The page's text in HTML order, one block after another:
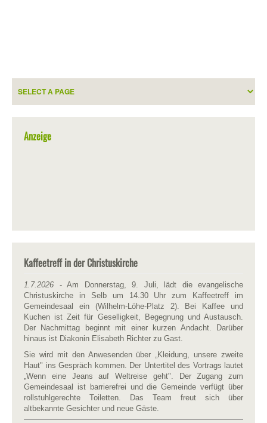
Anzeige
Kaffeetreff in der Christuskirche
1.7.2026 - Am Donnerstag, 9. Juli, lädt die evangelische
Christuskirche in Selb um 14.30 Uhr zum Kaffeetreff im
Gemeindesaal ein (Wilhelm-Löhe-Platz 2). Bei Kaffee und
Kuchen ist Zeit für Geselligkeit, Begegnung und Austausch.
Der Nachmittag beginnt mit einer kurzen Andacht. Darüber
hinaus ist Diakonin Elisabeth Richter zu Gast.
Sie wird mit den Anwesenden über „Kleidung, unsere zweite
Haut" ins Gespräch kommen. Der Untertitel des Vortrags lautet
„Wenn eine Jeans auf Weltreise geht". Der Zugang zum
Gemeindesaal ist barrierefrei und die Gemeinde verfügt über
rollstuhlgerechte Toiletten. Das Team freut sich über
altbekannte Gesichter und neue Gäste.